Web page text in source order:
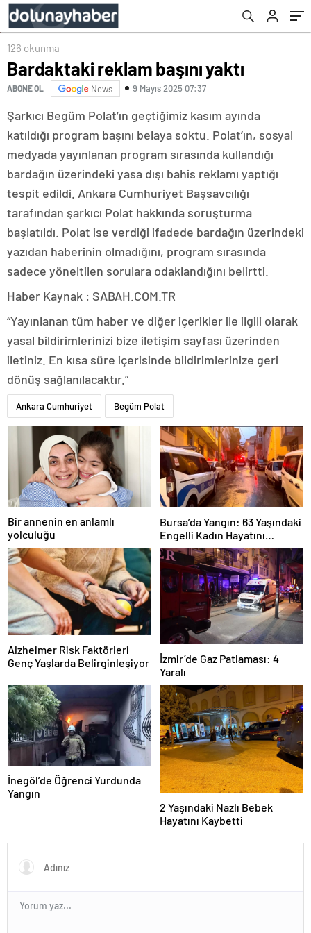
126 okunma
Bardaktaki reklam başını yaktı
ABONE OL News 9 Mayıs 2025 07:37
Şarkıcı Begüm Polat’ın geçtiğimiz kasım ayında
katıldığı program başını belaya soktu. Polat’ın, sosyal
medyada yayınlanan program sırasında kullandığı
bardağın üzerindeki yasa dışı bahis reklamı yaptığı
tespit edildi. Ankara Cumhuriyet Başsavcılığı
tarafından şarkıcı Polat hakkında soruşturma
başlatıldı. Polat ise verdiği ifadede bardağın üzerindeki
yazıdan haberinin olmadığını, program sırasında
sadece yöneltilen sorulara odaklandığını belirtti.
Haber Kaynak : SABAH.COM.TR
“Yayınlanan tüm haber ve diğer içerikler ile ilgili olarak
yasal bildirimlerinizi bize iletişim sayfası üzerinden
iletiniz. En kısa süre içerisinde bildirimlerinize geri
dönüş sağlanılacaktır.”
Ankara Cumhuriyet Begüm Polat
Bir annenin en anlamlı
yolculuğu
Bursa’da Yangın: 63 Yaşındaki
Engelli Kadın Hayatını
Kaybetti
Alzheimer Risk Faktörleri
Genç Yaşlarda Belirginleşiyor
İzmir’de Gaz Patlaması: 4
Yaralı
İnegöl’de Öğrenci Yurdunda
Yangın
2 Yaşındaki Nazlı Bebek
Hayatını Kaybetti